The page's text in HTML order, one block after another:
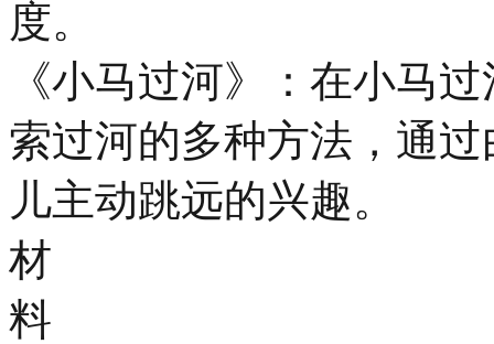
度。
《小马过河》：在小马
索过河的多种方法，通
儿主动跳远的兴趣。
材
料